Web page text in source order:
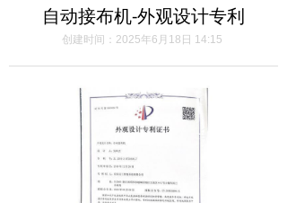
科技成果
在线留言
自动接布机-外观设计专利
创建时间： 2025年6月18日 14:15